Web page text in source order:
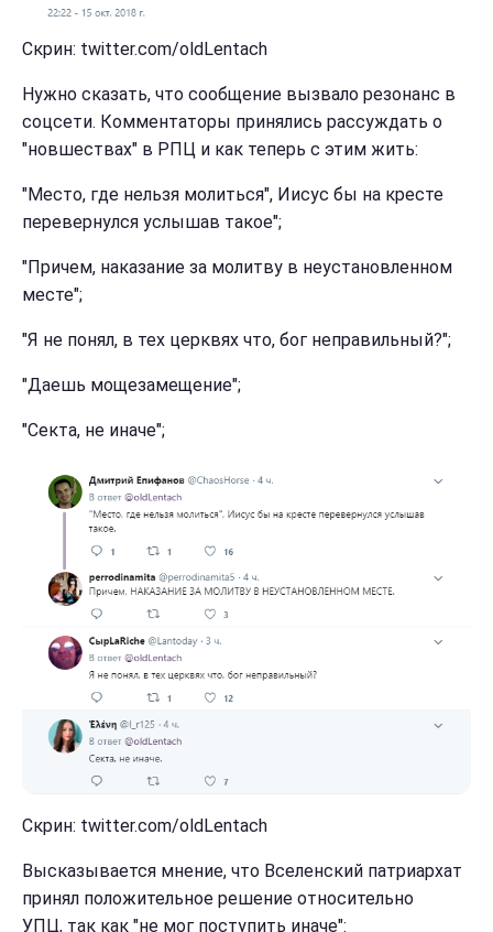
Скрин: twitter.com/oldLentach
Нужно сказать, что сообщение вызвало резонанс в
соцсети. Комментаторы принялись рассуждать о
"новшествах" в РПЦ и как теперь с этим жить:
"Место, где нельзя молиться", Иисус бы на кресте
перевернулся услышав такое";
"Причем, наказание за молитву в неустановленном
месте";
"Я не понял, в тех церквях что, бог неправильный?";
"Даешь мощезамещение";
"Секта, не иначе";
Скрин: twitter.com/oldLentach
Высказывается мнение, что Вселенский патриархат
принял положительное решение относительно
УПЦ, так как "не мог поступить иначе":